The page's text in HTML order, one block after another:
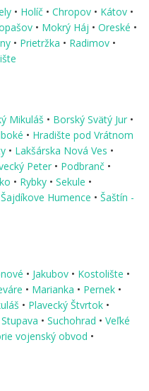
• Holíč • Chropov • Kátov •
• Mokrý Háj • Oreské •
• Prietržka • Radimov •
Mikuláš • Borský Svätý Jur •
• Hradište pod Vrátnom
• Lakšárska Nová Ves •
Peter • Podbranč •
• Rybky • Sekule •
Šajdíkove Humence • Šaštín -
• Jakubov • Kostolište •
• Marianka • Pernek •
• Plavecký Štvrtok •
Stupava • Suchohrad • Veľké
vojenský obvod •